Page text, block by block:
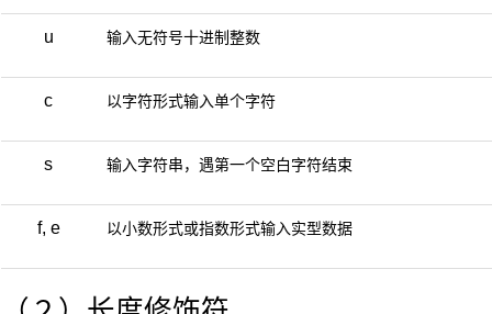
u 输入无符号十进制整数
c 以字符形式输入单个字符
s 输入字符串，遇第一个空白字符结束
f, e 以小数形式或指数形式输入实型数据